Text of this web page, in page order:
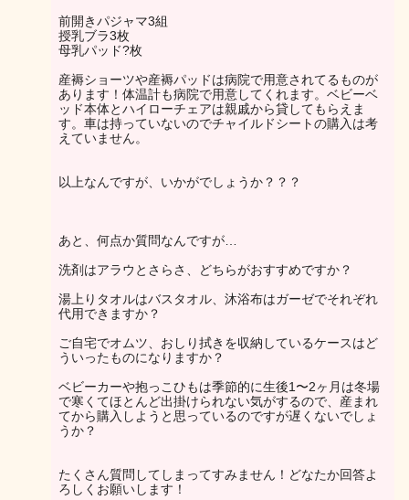
前開きパジャマ3組
授乳ブラ3枚
母乳パッド?枚
産褥ショーツや産褥パッドは病院で用意されてるものが
あります！体温計も病院で用意してくれます。ベビーベ
ッド本体とハイローチェアは親戚から貸してもらえま
す。車は持っていないのでチャイルドシートの購入は考
えていません。
以上なんですが、いかがでしょうか？？？
あと、何点か質問なんですが…
洗剤はアラウとさらさ、どちらがおすすめですか？
湯上りタオルはバスタオル、沐浴布はガーゼでそれぞれ
代用できますか？
ご自宅でオムツ、おしり拭きを収納しているケースはど
ういったものになりますか？
ベビーカーや抱っこひもは季節的に生後1〜2ヶ月は冬場
で寒くてほとんど出掛けられない気がするので、産まれ
てから購入しようと思っているのですが遅くないでしょ
うか？
たくさん質問してしまってすみません！どなたか回答よ
ろしくお願いします！